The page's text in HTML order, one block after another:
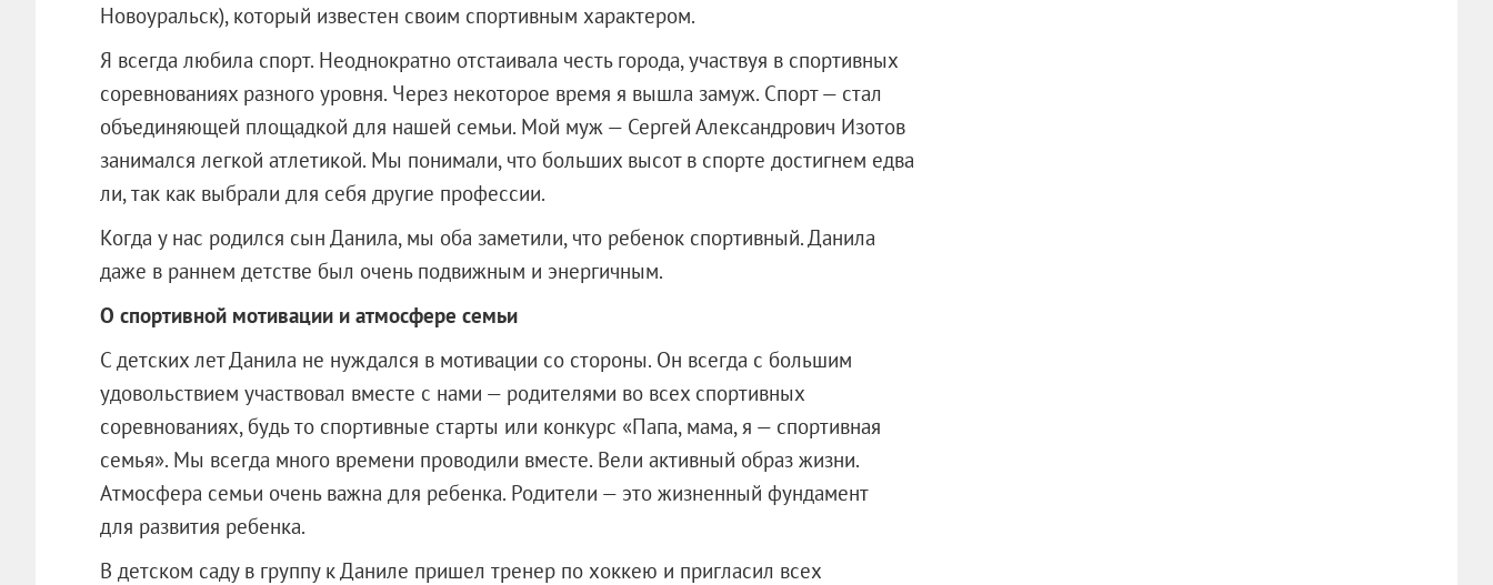
Новоуральск), который известен своим спортивным характером.
Я всегда любила спорт. Неоднократно отстаивала честь города, участвуя в спортивных
соревнованиях разного уровня. Через некоторое время я вышла замуж. Спорт — стал
объединяющей площадкой для нашей семьи. Мой муж — Сергей Александрович Изотов
занимался легкой атлетикой. Мы понимали, что больших высот в спорте достигнем едва
ли, так как выбрали для себя другие профессии.
Когда у нас родился сын Данила, мы оба заметили, что ребенок спортивный. Данила
даже в раннем детстве был очень подвижным и энергичным.
О спортивной мотивации и атмосфере семьи
С детских лет Данила не нуждался в мотивации со стороны. Он всегда с большим
удовольствием участвовал вместе с нами — родителями во всех спортивных
соревнованиях, будь то спортивные старты или конкурс «Папа, мама, я — спортивная
семья». Мы всегда много времени проводили вместе. Вели активный образ жизни.
Атмосфера семьи очень важна для ребенка. Родители — это жизненный фундамент
для развития ребенка.
В детском саду в группу к Даниле пришел тренер по хоккею и пригласил всех